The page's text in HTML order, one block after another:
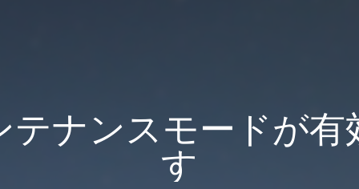
テナンスモードが有
す